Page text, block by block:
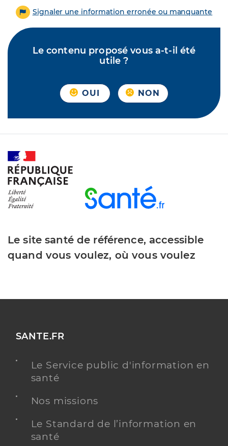
Signaler une information erronée ou manquante
Le contenu proposé vous a-t-il été
utile ?
OUI NON
Le site santé de référence, accessible
quand vous voulez, où vous voulez
SANTE.FR
Le Service public d'information en
santé
Nos missions
Le Standard de l’information en
santé